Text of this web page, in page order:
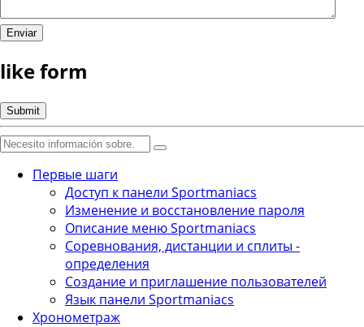
like form
Первые шаги
Доступ к панели Sportmaniacs
Изменение и восстановление пароля
Описание меню Sportmaniacs
Соревнования, дистанции и сплиты -
определения
Создание и приглашение пользователей
Язык панели Sportmaniacs
Хронометраж